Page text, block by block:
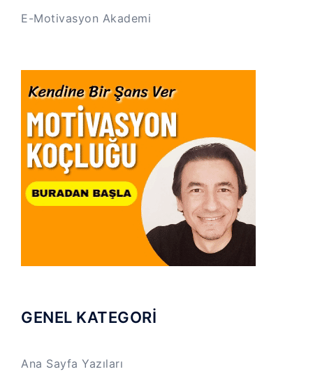
E-Motivasyon Akademi
GENEL KATEGORİ
Ana Sayfa Yazıları